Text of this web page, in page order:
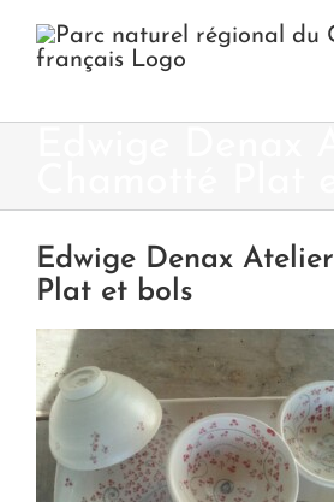
contenu
Edwige Denax
Plat et bols